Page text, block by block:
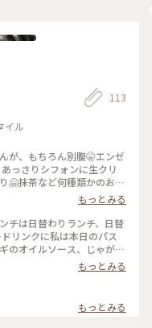
かぽ
イル
113
が、もちろん別腹🤫エンゼ
っさりシフォンに生クリ
🤗抹茶など何種類かのお味
もっとみる
チは日替わりランチ、日替
リンクに私は本日のパス
のオイルソース、じゃがい
チもあります。かなりのボ
もっとみる
もっとみる